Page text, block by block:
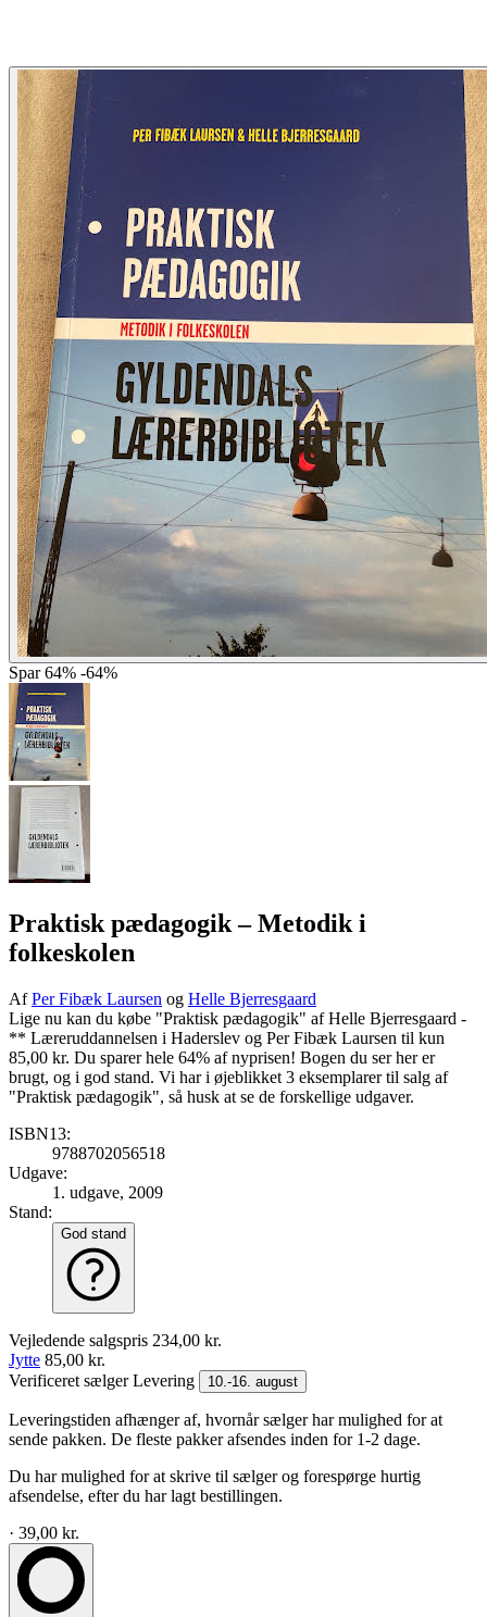
Spar 64% -64%
Praktisk pædagogik– Metodik i
folkeskolen
AfPer Fibæk Laursen og Helle Bjerresgaard
Lige nu kan du købe "Praktisk pædagogik" af Helle Bjerresgaard -
** Læreruddannelsen i Haderslev og Per Fibæk Laursen til kun
85,00 kr. Du sparer hele 64% af nyprisen! Bogen du ser her er
brugt, og i god stand. Vi har i øjeblikket 3 eksemplarer til salg af
"Praktisk pædagogik", så husk at se de forskellige udgaver.
ISBN13:
9788702056518
Udgave:
1. udgave, 2009
Stand:
God stand
Vejledende salgspris 234,00 kr.
Jytte 85,00 kr.
Verificeret sælgerLevering 10.-16. august
Leveringstiden afhænger af, hvornår sælger har mulighed for at
sende pakken. De fleste pakker afsendes inden for 1-2 dage.
Du har mulighed for at skrive til sælger og forespørge hurtig
afsendelse, efter du har lagt bestillingen.
· 39,00 kr.